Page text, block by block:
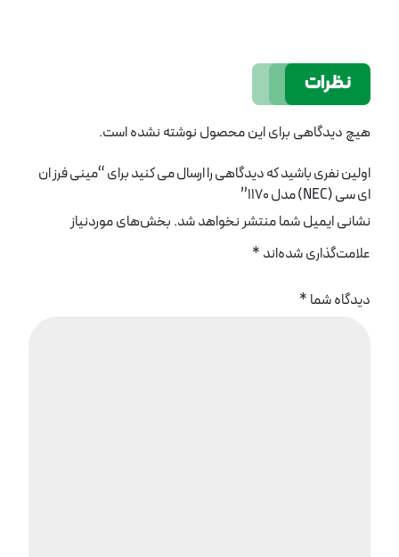
نظرات
هیچ دیدگاهی برای این محصول نوشته نشده است.
اولین نفری باشید که دیدگاهی را ارسال می کنید برای “مینی فرز ان
ای سی (NEC) مدل 1170”
نشانی ایمیل شما منتشر نخواهد شد. بخش‌های موردنیاز
علامت‌گذاری شده‌اند *
دیدگاه شما *